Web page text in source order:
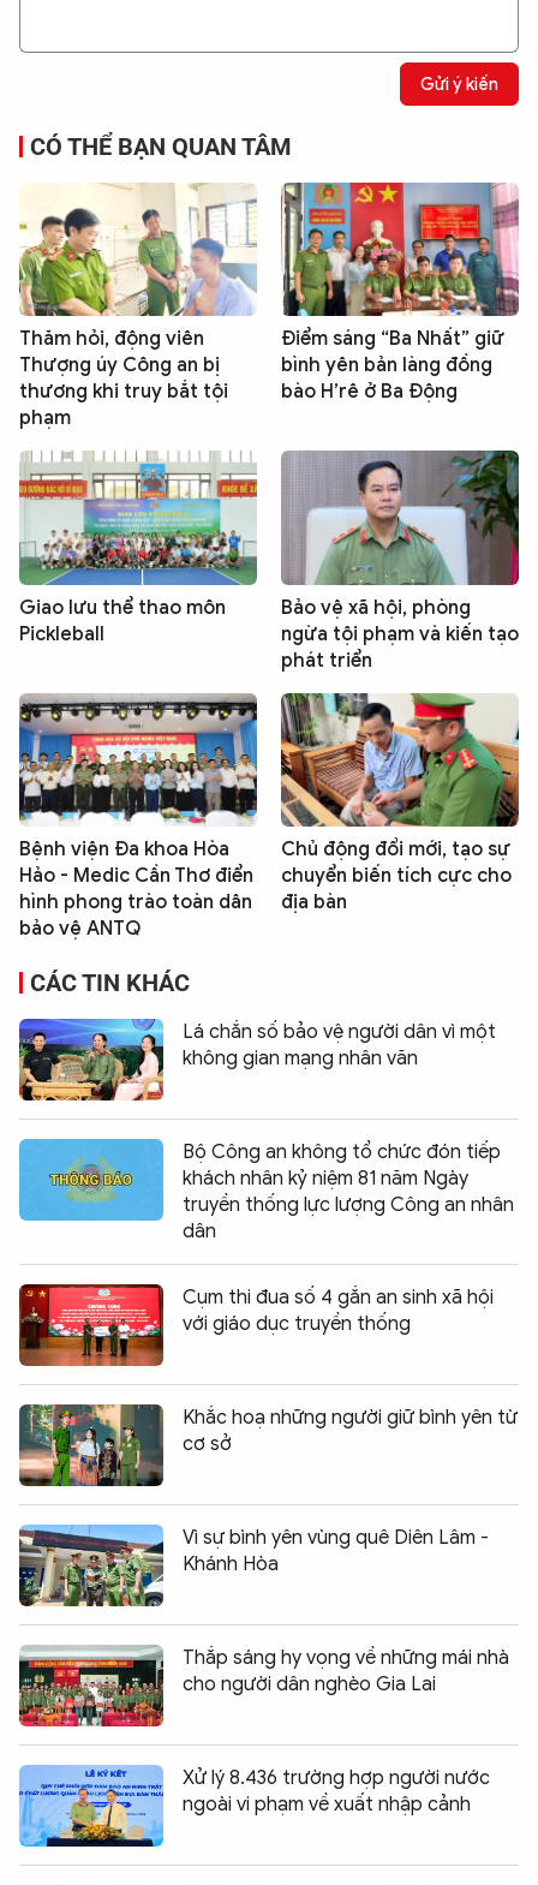
Gửi ý kiến
CÓ THỂ BẠN QUAN TÂM
Thăm hỏi, động viên
Thượng úy Công an bị
thương khi truy bắt tội
phạm
Điểm sáng “Ba Nhất” giữ
bình yên bản làng đồng
bào H’rê ở Ba Động
Giao lưu thể thao môn
Pickleball
Bảo vệ xã hội, phòng
ngừa tội phạm và kiến tạo
phát triển
Bệnh viện Đa khoa Hòa
Hảo - Medic Cần Thơ điển
hình phong trào toàn dân
bảo vệ ANTQ
Chủ động đổi mới, tạo sự
chuyển biến tích cực cho
địa bàn
CÁC TIN KHÁC
Lá chắn số bảo vệ người dân vì một
không gian mạng nhân văn
Bộ Công an không tổ chức đón tiếp
khách nhân kỷ niệm 81 năm Ngày
truyền thống lực lượng Công an nhân
dân
Cụm thi đua số 4 gắn an sinh xã hội
với giáo dục truyền thống
Khắc hoạ những người giữ bình yên từ
cơ sở
Vì sự bình yên vùng quê Diên Lâm -
Khánh Hòa
Thắp sáng hy vọng về những mái nhà
cho người dân nghèo Gia Lai
Xử lý 8.436 trường hợp người nước
ngoài vi phạm về xuất nhập cảnh